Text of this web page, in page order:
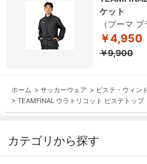
ケット
（プーマ ブ
￥4,950
￥9,900
ホーム > サッカーウェア > ピステ・ウィン
> TEAMFINAL ウラトリコット ピステトップ
カテゴリから探す